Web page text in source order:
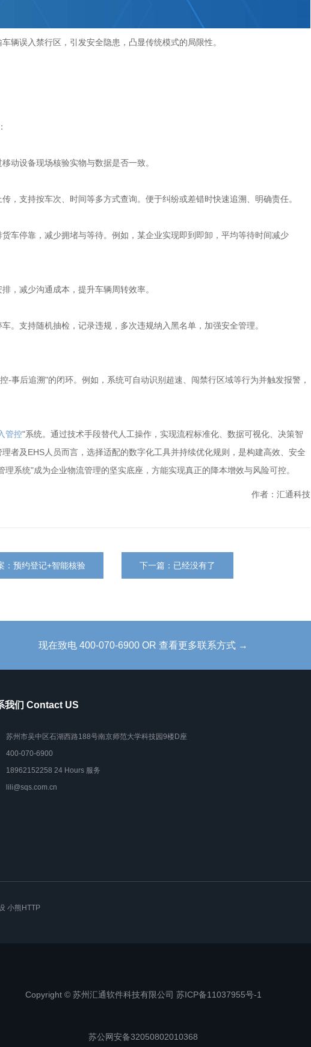
辆误入禁行区，引发安全隐患，凸显传统模式的局限性。
动设备现场核验实物与数据是否一致。
，支持按车次、时间等多方式查询。便于纠纷或差错时快速追溯、明确责任。
车停靠，减少拥堵与等待。例如，某企业实现即到即卸，平均等待时间减少
，减少沟通成本，提升车辆周转效率。
。支持随机抽检，记录违规，多次违规纳入黑名单，加强安全管理。
-事后追溯"的闭环。例如，系统可自动识别超速、闯禁行区域等行为并触发报警，
管控"系统。通过技术手段替代人工操作，实现流程标准化、数据可视化、决策智
者及EHS人员而言，选择适配的数字化工具并持续优化规则，是构建高效、安全
系统"成为企业物流管理的坚实底座，方能实现真正的降本增效与风险可控。
作者：汇通科技
：预约登记+智能核验 下一篇：已经没有了
现在致电 400-070-6900 OR 查看更多联系方式 →
我们 Contact US
苏州市吴中区石湖西路188号南京师范大学科技园9楼D座
400-070-6900
18962152258 24 Hours 服务
lili@sqs.com.cn
小熊HTTP
Copyright © 苏州汇通软件科技有限公司 苏ICP备11037955号-1
苏公网安备32050802010368